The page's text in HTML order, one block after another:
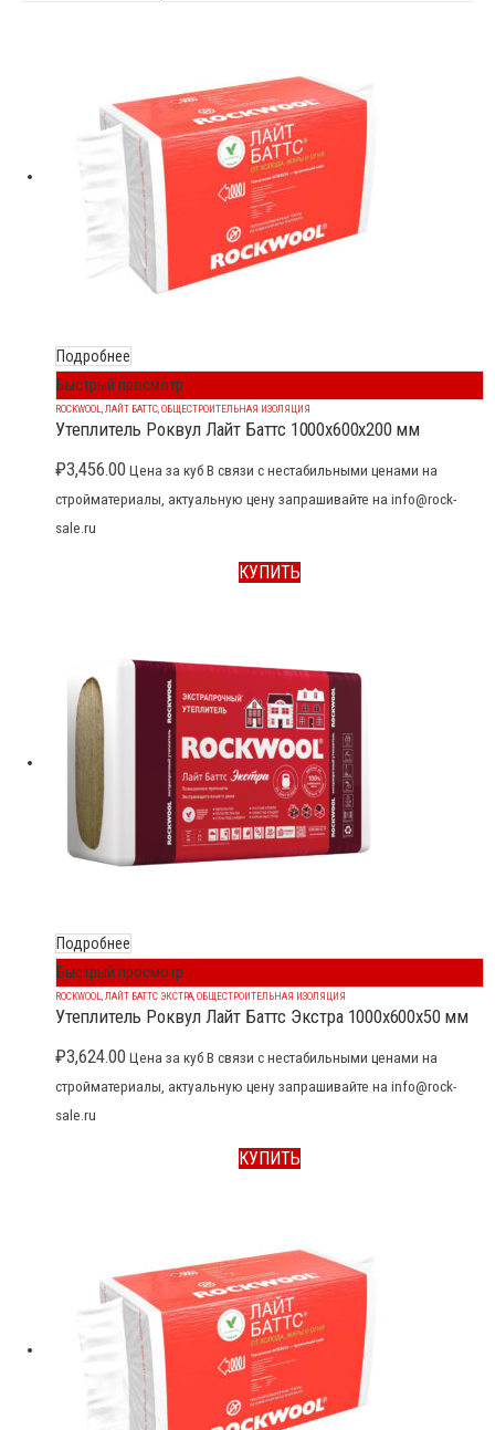
Подробнее
Быстрый просмотр
ROCKWOOL ЛАЙТ БАТТС ОБЩЕСТРОИТЕЛЬНАЯ ИЗОЛЯЦИЯ
Утеплитель Роквул Лайт Баттс 1000x600x200 мм
₽3,456.00 Цена за куб В связи с нестабильными ценами на
стройматериалы, актуальную цену запрашивайте на info@rock-
sale.ru
КУПИТЬ
Подробнее
Быстрый просмотр
ROCKWOOL ЛАЙТ БАТТС ЭКСТРА ОБЩЕСТРОИТЕЛЬНАЯ ИЗОЛЯЦИЯ
Утеплитель Роквул Лайт Баттс Экстра 1000x600x50 мм
₽3,624.00 Цена за куб В связи с нестабильными ценами на
стройматериалы, актуальную цену запрашивайте на info@rock-
sale.ru
КУПИТЬ